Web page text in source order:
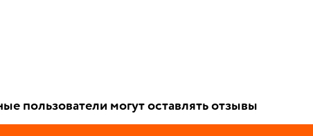
пользователи могут оставлять отзывы